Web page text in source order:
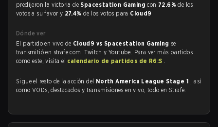
predijeron la victoria deSpacestation Gamingcon 72.6%de los
votos a su favor y 27.4%de los votos para Cloud9 .
Dónde ver
El partido en vivo de Cloud9 vs Spacestation Gaming se
transmitió en strafe.com, Twitch y Youtube. Para ver más partidos
como este, visita el calendario de partidos de R6:S .
Sigue el resto de la acción del North America League Stage 1 , así
como VODs, destacados y transmisiones en vivo, todo en Strafe.